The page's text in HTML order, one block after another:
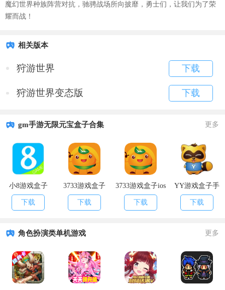
魔幻世界种族阵营对抗，驰骋战场所向披靡，勇士们，让我们为了荣
耀而战！
相关版本
狩游世界 下载
狩游世界变态版 下载
gm手游无限元宝盒子合集 更多
小8游戏盒子
下载
3733游戏盒子
下载
3733游戏盒子ios
版
下载
YY游戏盒子手
机版
下载
角色扮演类单机游戏 更多